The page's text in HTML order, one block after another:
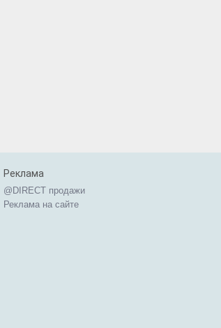
Реклама
@DIRECT продажи
Реклама на сайте